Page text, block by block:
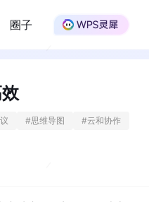
圈子
#思维导图 #云和协作